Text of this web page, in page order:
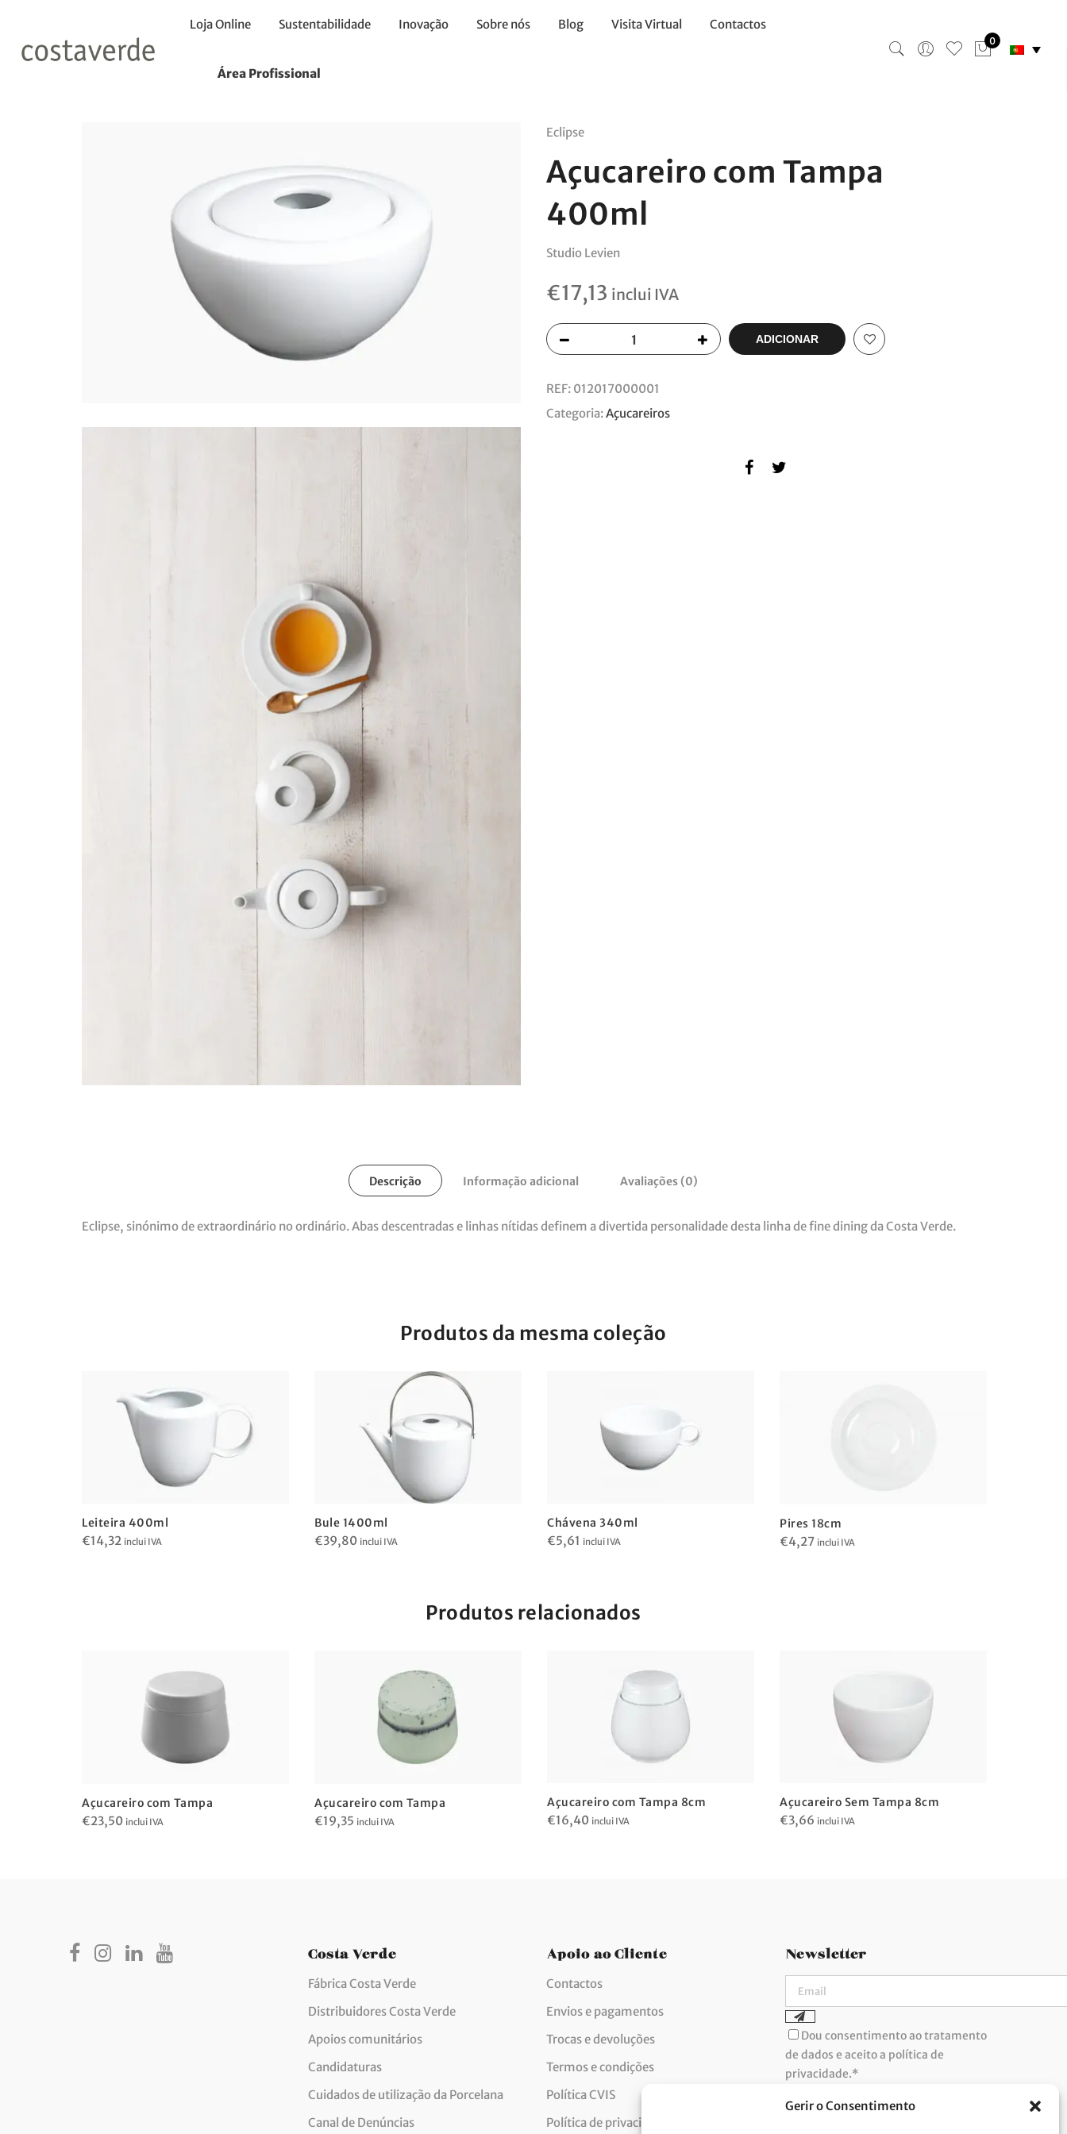
Gerir o Consentimento
Loja Online Sustentabilidade Inovação Sobre nós Blog Visita Virtual Contactos
Área Profissional
0
Açucareiro com Tampa 400ml
Eclipse
Açucareiro com Tampa
400ml
Studio Levien
€17,13 inclui IVA
ADICIONAR
REF: 012017000001
Categoria:Açucareiros
Descrição Informação adicional Avaliações (0)
Eclipse, sinónimo de extraordinário no ordinário. Abas descentradas e linhas nítidas definem a divertida personalidade desta linha de fine dining da Costa Verde.
Produtos da mesma coleção
Leiteira 400ml
€14,32 inclui IVA
Bule 1400ml
€39,80 inclui IVA
Chávena 340ml
€5,61 inclui IVA
Pires 18cm
€4,27 inclui IVA
Produtos relacionados
Açucareiro com Tampa
€23,50 inclui IVA
Açucareiro com Tampa
€19,35 inclui IVA
Açucareiro com Tampa 8cm
€16,40 inclui IVA
Açucareiro Sem Tampa 8cm
€3,66 inclui IVA
Costa Verde
Fábrica Costa Verde
Distribuidores Costa Verde
Apoios comunitários
Candidaturas
Cuidados de utilização da Porcelana
Canal de Denúncias
Apoio ao Cliente
Contactos
Envios e pagamentos
Trocas e devoluções
Termos e condições
Política CVIS
Política de privacidade
Newsletter
Dou consentimento ao tratamento
de dados e aceito a política de
privacidade.*
implementação do RGPD. Para tratarmos os
seus dados pessoais, precisamos do seu